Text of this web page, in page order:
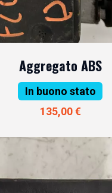
Aggregato ABS
In buono stato
135,00 €